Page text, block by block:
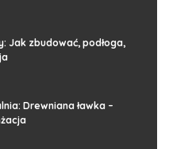
Jak zbudować, podłoga,
Drewniana ławka –